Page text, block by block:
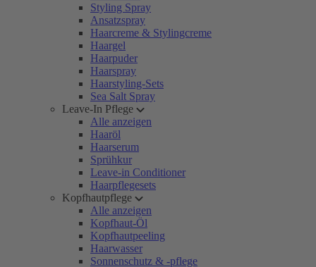
Styling Spray
Ansatzspray
Haarcreme & Stylingcreme
Haargel
Haarpuder
Haarspray
Haarstyling-Sets
Sea Salt Spray
Leave-In Pflege
Alle anzeigen
Haaröl
Haarserum
Sprühkur
Leave-in Conditioner
Haarpflegesets
Kopfhautpflege
Alle anzeigen
Kopfhaut-Öl
Kopfhautpeeling
Haarwasser
Sonnenschutz & -pflege